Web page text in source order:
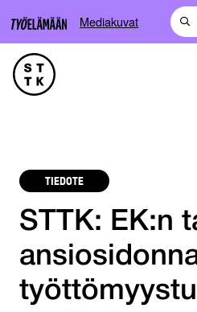
Mediakuvat
TIEDOTE
STTK: EK:n